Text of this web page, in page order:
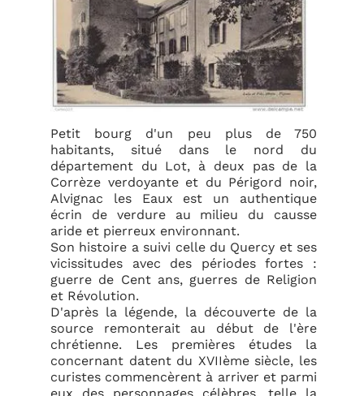
Petit bourg d'un peu plus de 750
habitants, situé dans le nord du
département du Lot, à deux pas de la
Corrèze verdoyante et du Périgord noir,
Alvignac les Eaux est un authentique
écrin de verdure au milieu du causse
aride et pierreux environnant.
Son histoire a suivi celle du Quercy et ses
vicissitudes avec des périodes fortes :
guerre de Cent ans, guerres de Religion
et Révolution.
D'après la légende, la découverte de la
source remonterait au début de l'ère
chrétienne. Les premières études la
concernant datent du XVIIème siècle, les
curistes commencèrent à arriver et parmi